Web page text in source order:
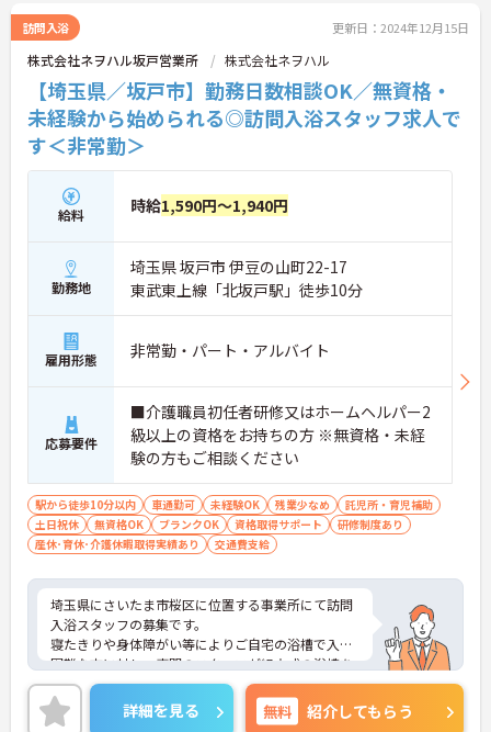
訪問入浴 更新日：2024年12月15日
株式会社ネヲハル坂戸営業所 株式会社ネヲハル
【埼玉県／坂戸市】勤務日数相談OK／無資格・
未経験から始められる◎訪問入浴スタッフ求人で
す＜非常勤＞
給料 時給1,590円～1,940円
勤務地
埼玉県 坂戸市 伊豆の山町22-17
東武東上線「北坂戸駅」徒歩10分
雇用形態 非常勤・パート・アルバイト
応募要件
■介護職員初任者研修又はホームヘルパー2
級以上の資格をお持ちの方 ※無資格・未経
験の方もご相談ください
駅から徒歩10分以内 車通勤可 未経験OK 残業少なめ
託児所・育児補助
土日祝休
無資格OK ブランクOK 資格取得サポート
研修制度あり
産休･育休･介護休暇取得実績あり
交通費支給
埼玉県にさいたま市桜区に位置する事業所にて訪問
入浴スタッフの募集です。
寝たきりや身体障がい等によりご自宅の浴槽で入浴
困難な方に対し、専門のスタッフが組立式の浴槽を
積んだ入浴車でご利用者宅に伺い、入浴の介助を行
うサービスです。
また、訪問入浴未経験からスタートして長くご活躍
詳細を見る 無料 紹介してもらう